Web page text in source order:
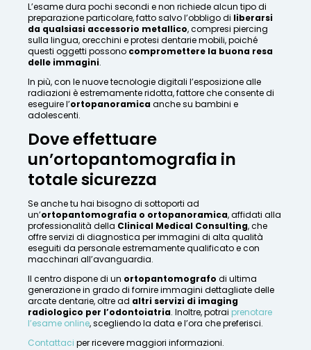
L’esame dura pochi secondi e non richiede alcun tipo di
preparazione particolare, fatto salvo l’obbligo di liberarsi
da qualsiasi accessorio metallico, compresi piercing
sulla lingua, orecchini e protesi dentarie mobili, poiché
questi oggetti possono compromettere la buona resa
delle immagini.
In più, con le nuove tecnologie digitali l’esposizione alle
radiazioni è estremamente ridotta, fattore che consente di
eseguire l’ortopanoramicaanche su bambini e
adolescenti.
Dove effettuare
un’ortopantomografia in
totale sicurezza
Se anche tu hai bisogno di sottoporti ad
un’ortopantomografia o ortopanoramica, affidati alla
professionalità della Clinical Medical Consulting, che
offre servizi di diagnostica per immagini di alta qualità
eseguiti da personale estremamente qualificato e con
macchinari all’avanguardia.
Il centro dispone di un ortopantomografo di ultima
generazione in grado di fornire immagini dettagliate delle
arcate dentarie, oltre ad altri servizi di imaging
radiologico per l’odontoiatria. Inoltre, potrai prenotare
l’esame online, scegliendo la data e l’ora che preferisci.
Contattaci per ricevere maggiori informazioni.